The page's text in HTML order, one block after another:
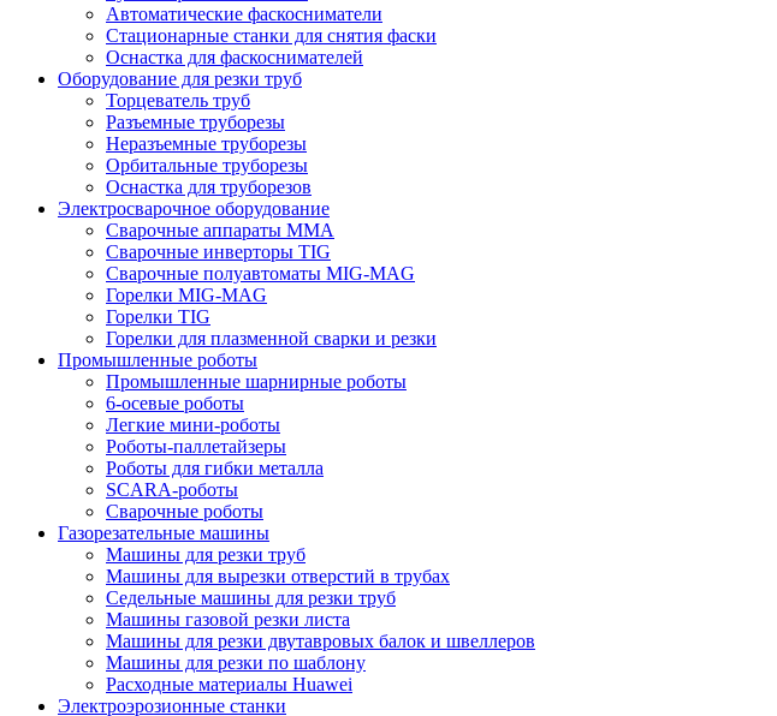
Автоматические фаскосниматели
Стационарные станки для снятия фаски
Оснастка для фаскоснимателей
Оборудование для резки труб
Торцеватель труб
Разъемные труборезы
Неразъемные труборезы
Орбитальные труборезы
Оснастка для труборезов
Электросварочное оборудование
Сварочные аппараты MMA
Сварочные инверторы TIG
Сварочные полуавтоматы MIG-MAG
Горелки MIG-MAG
Горелки TIG
Горелки для плазменной сварки и резки
Промышленные роботы
Промышленные шарнирные роботы
6-осевые роботы
Легкие мини-роботы
Роботы-паллетайзеры
Роботы для гибки металла
SCARA-роботы
Сварочные роботы
Газорезательные машины
Машины для резки труб
Машины для вырезки отверстий в трубах
Седельные машины для резки труб
Машины газовой резки листа
Машины для резки двутавровых балок и швеллеров
Машины для резки по шаблону
Расходные материалы Huawei
Электроэрозионные станки